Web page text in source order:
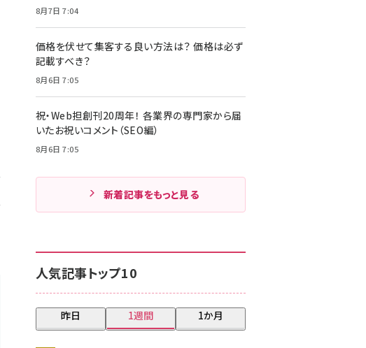
8月7日 7:04
価格を伏せて集客する良い方法は？ 価格は必ず
記載すべき？
8月6日 7:05
祝・Web担創刊20周年！ 各業界の専門家から届
いたお祝いコメント（SEO編）
8月6日 7:05
新着記事をもっと見る
人気記事トップ10
昨日 1週間 1か月